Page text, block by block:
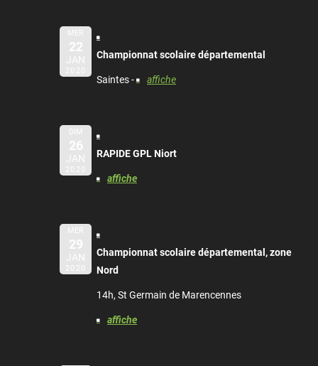
MER
22
JAN
2020
Championnat scolaire départemental
Saintes - affiche
DIM
26
JAN
2020
RAPIDE GPL Niort
affiche
MER
29
JAN
2020
Championnat scolaire départemental, zone
Nord
14h, St Germain de Marencennes
affiche